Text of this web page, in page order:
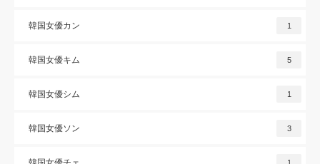
韓国女優カン 1
韓国女優キム 5
韓国女優シム 1
韓国女優ソン 3